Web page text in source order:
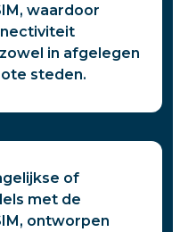
waardoor
in afgelegen
steden.
of
met de
ontworpen